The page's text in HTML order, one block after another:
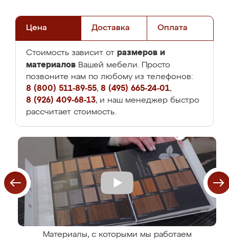
Цена Доставка Оплата
Стоимость зависит от размеров и
материалов Вашей мебели. Просто
позвоните нам по любому из телефонов:
8 (800) 511-89-55, 8 (495) 665-24-01,
8 (926) 409-68-13, и наш менеджер быстро
рассчитает стоимость.
Материалы, с которыми мы работаем